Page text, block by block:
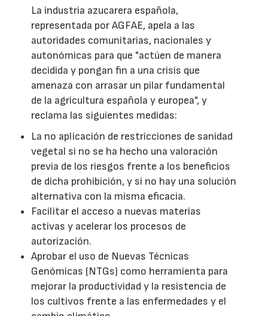
La industria azucarera española,
representada por AGFAE, apela a las
autoridades comunitarias, nacionales y
autonómicas para que "actúen de manera
decidida y pongan fin a una crisis que
amenaza con arrasar un pilar fundamental
de la agricultura española y europea", y
reclama las siguientes medidas:
La no aplicación de restricciones de sanidad
vegetal si no se ha hecho una valoración
previa de los riesgos frente a los beneficios
de dicha prohibición, y si no hay una solución
alternativa con la misma eficacia.
Facilitar el acceso a nuevas materias
activas y acelerar los procesos de
autorización.
Aprobar el uso de Nuevas Técnicas
Genómicas (NTGs) como herramienta para
mejorar la productividad y la resistencia de
los cultivos frente a las enfermedades y el